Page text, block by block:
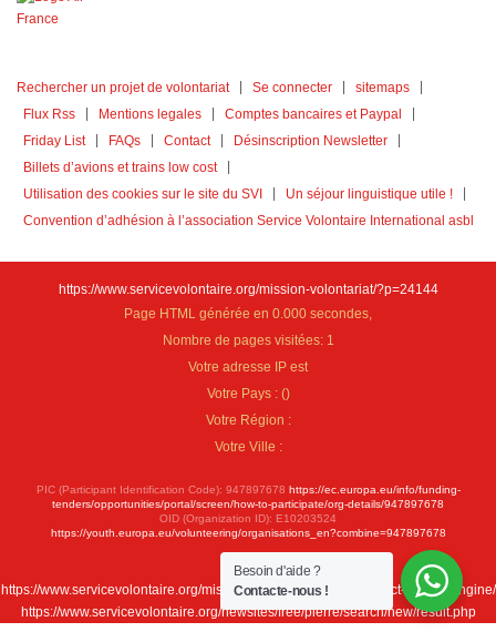
Rechercher un projet de volontariat Se connecter
sitemaps
Flux Rss
Mentions legales
Comptes bancaires et Paypal
Friday List
FAQs Contact
Désinscription Newsletter
Billets d’avions et trains low cost
Utilisation des cookies sur le site du SVI
Un séjour linguistique utile !
Convention d’adhésion à l’association Service Volontaire International asbl
https://www.servicevolontaire.org/mission-volontariat/?p=24144
Page HTML générée en 0.000 secondes,
Nombre de pages visitées: 1
Votre adresse IP est
Votre Pays : ()
Votre Région :
Votre Ville :
PIC (Participant Identification Code): 947897678 https://ec.europa.eu/info/funding-
tenders/opportunities/portal/screen/how-to-participate/org-details/947897678
OID (Organization ID): E10203524
https://youth.europa.eu/volunteering/organisations_en?combine=947897678
https://www.servicevolontaire.org/mission-volontariat/fr/new-project-search-engine/
https://www.servicevolontaire.org/newsites/free/pierre/search/new/result.php
Besoin d'aide ?
Contacte-nous !